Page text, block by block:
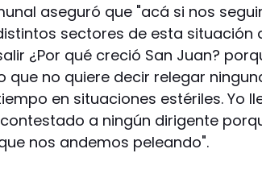
aseguró que "acá si nos
sectores de esta situación
¿Por qué creció San Juan?
que no quiere decir relegar
en situaciones estériles. Yo
a ningún dirigente
nos andemos peleando".